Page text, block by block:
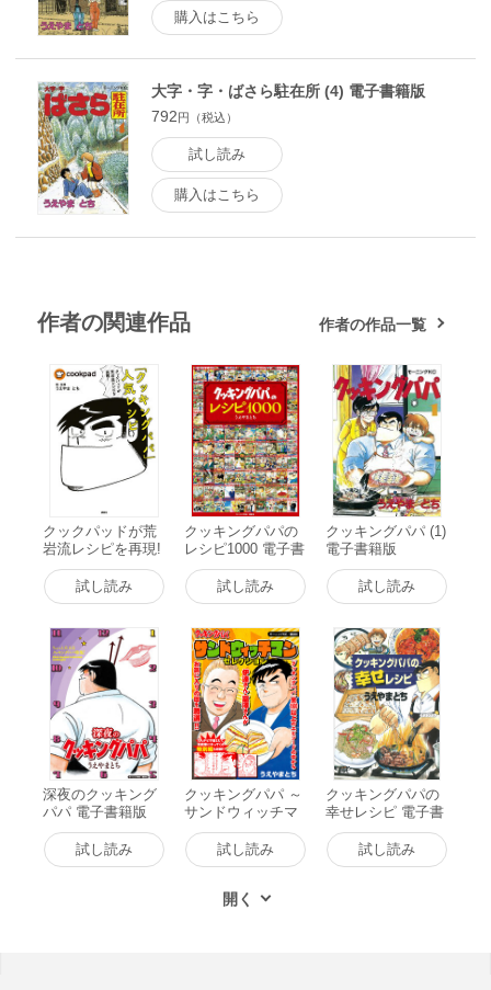
購入はこちら
大字・字・ばさら駐在所 (4) 電子書籍版
792 円（税込）
試し読み
購入はこちら
作者の関連作品 作者の作品一覧
クックパッドが荒
岩流レシピを再現!
「クッキングパ
パ」人気レシピ 電
子書籍版
試し読み
クッキングパパの
レシピ1000 電子書
籍版
試し読み
クッキングパパ (1)
電子書籍版
試し読み
深夜のクッキング
パパ 電子書籍版
試し読み
クッキングパパ ～
サンドウィッチマ
ンセレクション～
電子書籍版
試し読み
クッキングパパの
幸せレシピ 電子書
籍版
試し読み